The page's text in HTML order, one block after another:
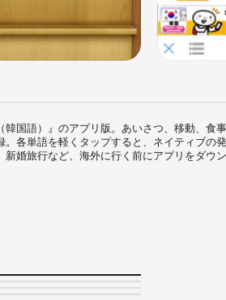
国語）』のアプリ版。あいさつ、移動、食
各単語を軽くタップすると、ネイティブの
婚旅行など、海外に行く前にアプリをダウ
ます。旅行だけではなく、語学学習にもご利